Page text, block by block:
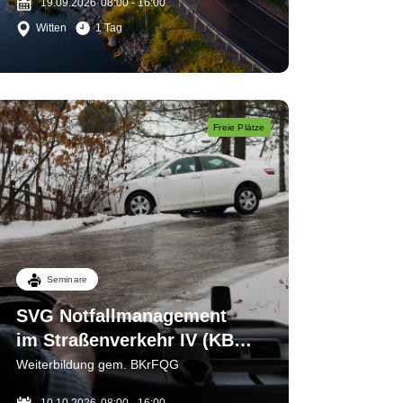
19.09.2026 08:00 - 16:00
Witten
1 Tag
Freie Plätze
Seminare
SVG Notfallmanagement
im Straßenverkehr IV (KB
3) Sichern - bergen - helfen
Weiterbildung gem. BKrFQG